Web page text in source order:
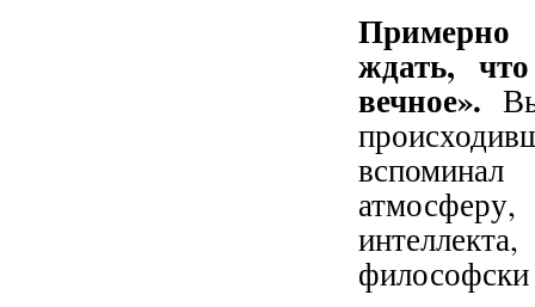
Примерно
ждать,
вечное».
философски